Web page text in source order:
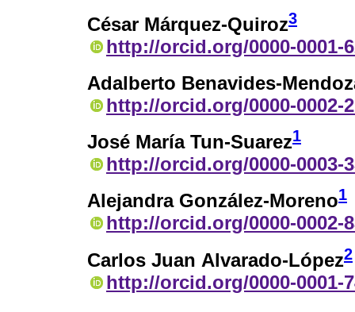
César Márquez-Quiroz3
http://orcid.org/0000-0001-
Adalberto Benavides-
http://orcid.org/0000-0002-
José María Tun-Suarez1
http://orcid.org/0000-0003-
Alejandra González-Moreno1
http://orcid.org/0000-0002-
Carlos Juan Alvarado-López2
http://orcid.org/0000-0001-